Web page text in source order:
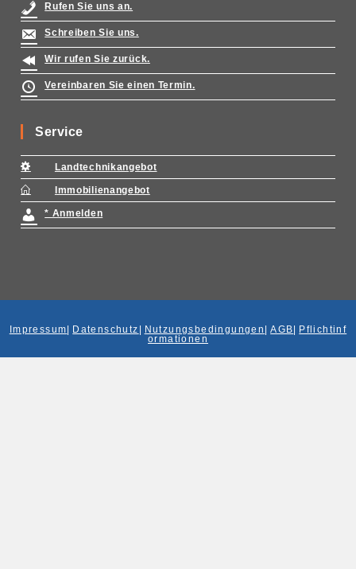
Rufen Sie uns an.
Schreiben Sie uns.
Wir rufen Sie zurück.
Vereinbaren Sie einen Termin.
Service
Landtechnikangebot
Immobilienangebot
* Anmelden
Impressum Datenschutz Nutzungsbedingungen |AGB
Pflichtinf
ormationen